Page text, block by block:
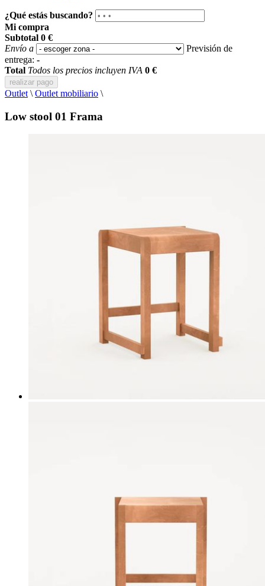
¿Qué estás buscando?
Mi compra
Subtotal 0 €
Envío a
Previsión de
entrega: -
Total Todos los precios incluyen IVA 0 €
realizar pago
Outlet \ Outlet mobiliario \
Low stool 01 Frama